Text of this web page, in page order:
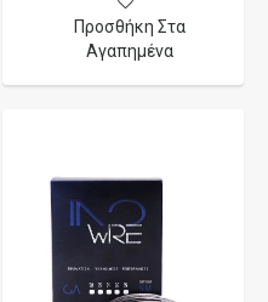
Προσθήκη Στα
Αγαπημένα